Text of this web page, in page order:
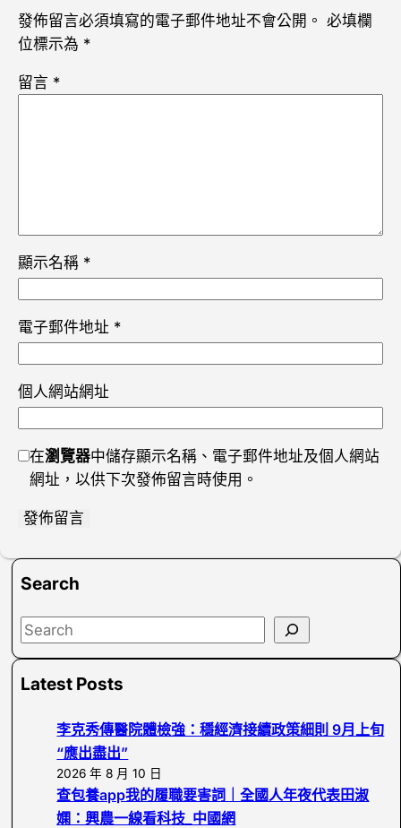
發佈留言必須填寫的電子郵件地址不會公開。 必填欄
位標示為 *
留言 *
顯示名稱 *
電子郵件地址 *
個人網站網址
在瀏覽器中儲存顯示名稱、電子郵件地址及個人網站
網址，以供下次發佈留言時使用。
Search
S
aLatest Posts
李克秀傳醫院體檢強：穩經濟接續政策細則 9月上旬
“應出盡出”
2026 年 8 月 10 日
查包養app我的履職要害詞｜全國人年夜代表田淑
嫻：興農一線看科技_中國網